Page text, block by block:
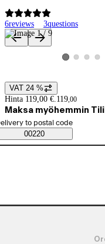
6reviews 3questions
Product images
View product
View product
View
Price details
VAT 24 %
Hinta 119,00 €. 119,00
Maksa myöhemmin
Saatavuustiedot
order method
to postal code
00220